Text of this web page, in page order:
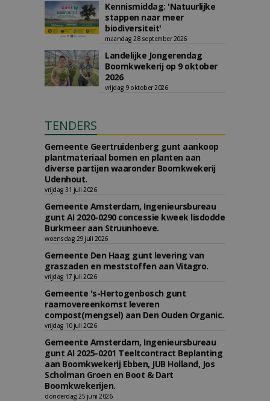
Kennismiddag: 'Natuurlijke
stappen naar meer
biodiversiteit'
maandag 28 september 2026
Landelijke Jongerendag
Boomkwekerij op 9 oktober
2026
vrijdag 9 oktober 2026
TENDERS
Gemeente Geertruidenberg gunt aankoop
plantmateriaal bomen en planten aan
diverse partijen waaronder Boomkwekerij
Udenhout.
vrijdag 31 juli 2026
Gemeente Amsterdam, Ingenieursbureau
gunt AI 2020-0290 concessie kweek lisdodde
Burkmeer aan Struunhoeve.
woensdag 29 juli 2026
Gemeente Den Haag gunt levering van
graszaden en meststoffen aan Vitagro.
vrijdag 17 juli 2026
Gemeente 's-Hertogenbosch gunt
raamovereenkomst leveren
compost(mengsel) aan Den Ouden Organic.
vrijdag 10 juli 2026
Gemeente Amsterdam, Ingenieursbureau
gunt AI 2025-0201 Teeltcontract Beplanting
aan Boomkwekerij Ebben, JUB Holland, Jos
Scholman Groen en Boot & Dart
Boomkwekerijen.
donderdag 25 juni 2026